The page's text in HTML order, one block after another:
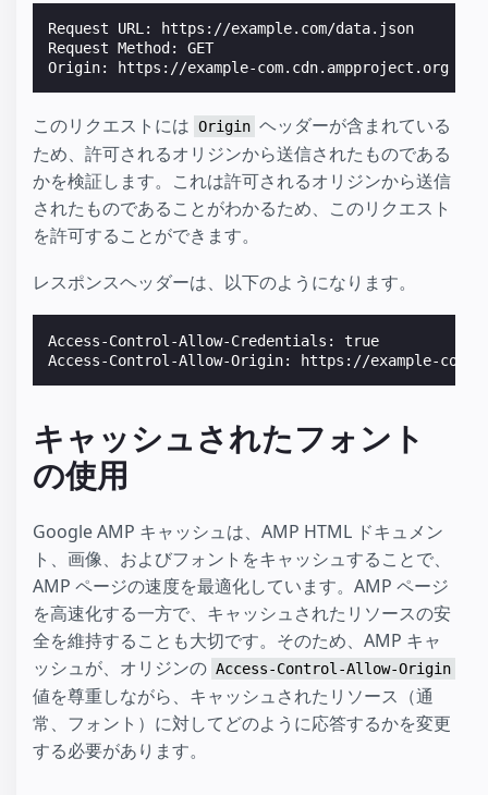
Request URL: https://example.com/data.json
Request Method: GET
このリクエストには Origin ヘッダーが含まれている
ため、許可されるオリジンから送信されたものである
かを検証します。これは許可されるオリジンから送信
されたものであることがわかるため、このリクエスト
を許可することができます。
レスポンスヘッダーは、以下のようになります。
Access-Control-Allow-Credentials: true
キャッシュされたフォント
の使用
Google AMP キャッシュは、AMP HTML ドキュメン
ト、画像、およびフォントをキャッシュすることで、
AMP ページの速度を最適化しています。AMP ページ
を高速化する一方で、キャッシュされたリソースの安
全を維持することも大切です。そのため、AMP キャ
ッシュが、オリジンの Access-Control-Allow-Origin
値を尊重しながら、キャッシュされたリソース（通
常、フォント）に対してどのように応答するかを変更
する必要があります。